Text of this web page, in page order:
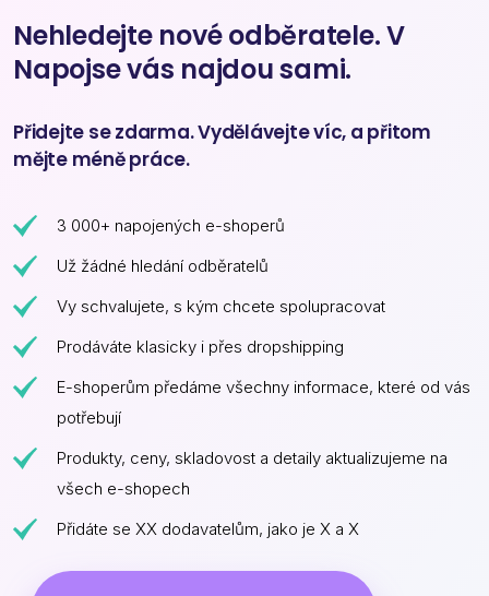
Nehledejte nové odběratele. V
Napojse vás najdou sami.
Přidejte se zdarma. Vydělávejte víc, a přitom
mějte méně práce.
3 000+ napojených e-shoperů
Už žádné hledání odběratelů
Vy schvalujete, s kým chcete spolupracovat
Prodáváte klasicky i přes dropshipping
E-shoperům předáme všechny informace, které od vás
potřebují
Produkty, ceny, skladovost a detaily aktualizujeme na
všech e-shopech
Přidáte se XX dodavatelům, jako je X a X